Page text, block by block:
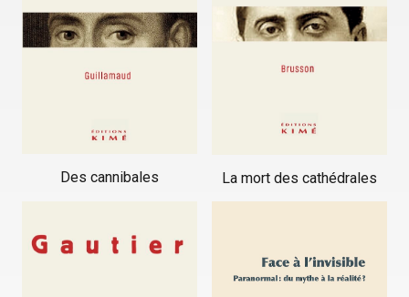
Des cannibales La mort des cathédrales